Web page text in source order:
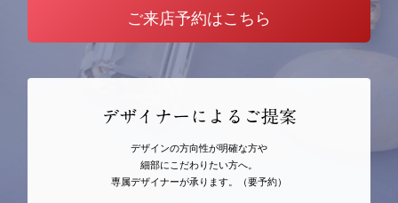
ご来店予約はこちら
デザイナーによるご提案
デザインの方向性が明確な方や
細部にこだわりたい方へ。
専属デザイナーが承ります。（要予約）